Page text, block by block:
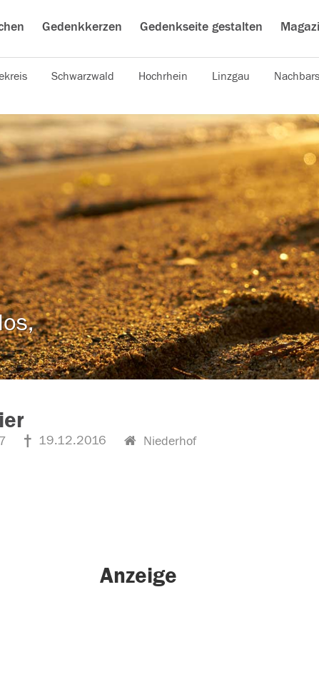
Gedenkkerzen Gedenkseite gestalten
Schwarzwald Hochrhein Linzgau
19.12.2016 Niederhof
Anzeige